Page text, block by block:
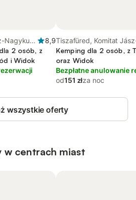
Nagykun-
8,9
2 osób, z
i Widok
Tiszafüred, Komitat
Szolnok
Kemping dla 2 osób, z
oraz Widok
Bezpłatne anulowanie
od151 złza noc
wszystkie oferty
w centrach miast